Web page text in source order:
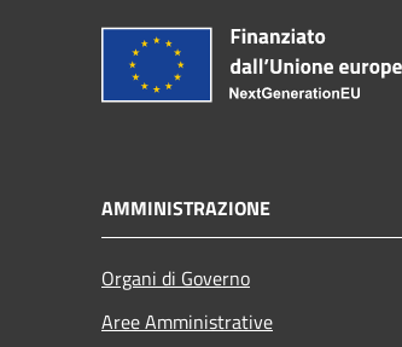
AMMINISTRAZIONE
Organi di Governo
Aree Amministrative